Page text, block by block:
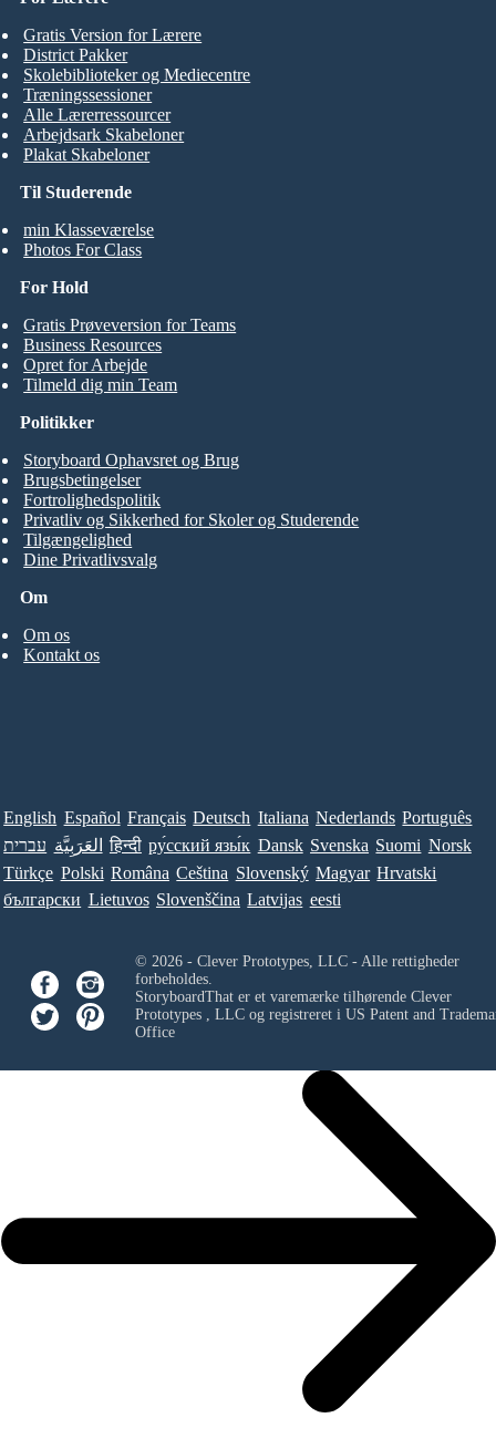
Til Studerende
min Klasseværelse
Photos For Class
Gratis Version for Lærere
District Pakker
Skolebiblioteker og Mediecentre
Træningssessioner
Alle Lærerressourcer
Arbejdsark Skabeloner
Plakat Skabeloner
For Hold
Gratis Prøveversion for Teams
Business Resources
Opret for Arbejde
Tilmeld dig min Team
Om
Om os
Kontakt os
Politikker
Storyboard Ophavsret og Brug
Brugsbetingelser
Fortrolighedspolitik
Privatliv og Sikkerhed for Skoler og Studerende
Tilgængelighed
Dine Privatlivsvalg
English Español Français Deutsch Italiana Nederlands Português
עברית العَرَبِيَّة हिन्दी ру́сский язы́к Dansk Svenska Suomi Norsk
Türkçe Polski Româna Ceština Slovenský Magyar Hrvatski
български Lietuvos Slovenščina Latvijas eesti
© 2026 - Clever Prototypes, LLC - Alle rettigheder
forbeholdes.
StoryboardThat er et varemærke tilhørende Clever
Prototypes , LLCog registreret i US Patent and
Office